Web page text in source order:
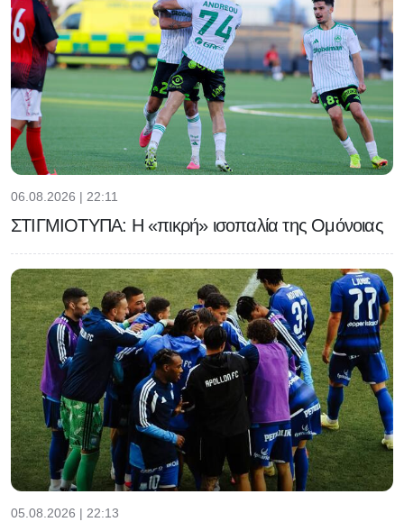
06.08.2026 | 22:11
ΣΤΙΓΜΙΟΤΥΠΑ: Η «πικρή» ισοπαλία της Ομόνοιας
05.08.2026 | 22:13